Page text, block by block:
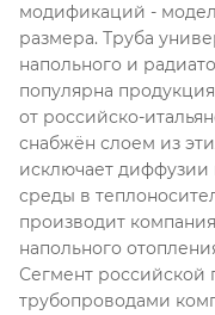
модификаций -
размера. Труба
напольного и
популярна
от российско-
снабжён слоем из
исключает
среды в
производит компания
напольного
Сегмент российской
трубопроводами